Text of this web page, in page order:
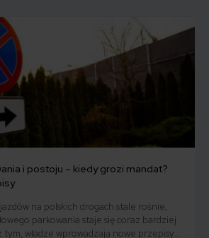
artykule.
i postoju – kiedy grozi mandat?
na polskich drogach stale rośnie,
parkowania staje się coraz bardziej
tym, władze wprowadzają nowe przepisy